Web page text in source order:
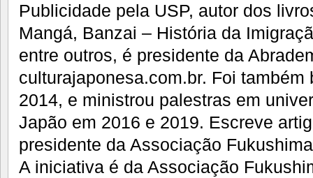
Publicidade pela USP, autor dos
Mangá, Banzai – História da
entre outros, é presidente da
culturajaponesa.com.br. Foi
2014, e ministrou palestras em
Japão em 2016 e 2019. Escreve
presidente da Associação
A iniciativa é da Associação